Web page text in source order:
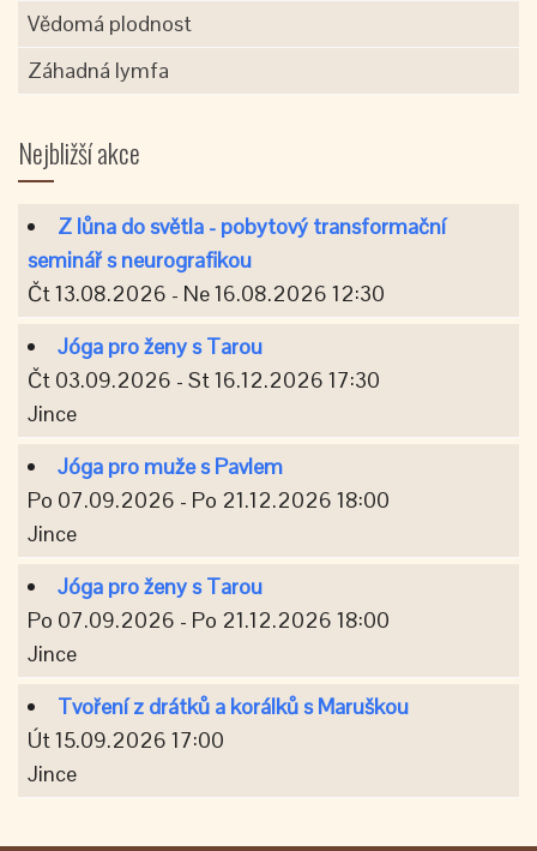
Vědomá plodnost
Záhadná lymfa
Nejbližší akce
Z lůna do světla - pobytový transformační
seminář s neurografikou
Čt 13.08.2026 - Ne 16.08.2026 12:30
Jóga pro ženy s Tarou
Čt 03.09.2026 - St 16.12.2026 17:30
Jince
Jóga pro muže s Pavlem
Po 07.09.2026 - Po 21.12.2026 18:00
Jince
Jóga pro ženy s Tarou
Po 07.09.2026 - Po 21.12.2026 18:00
Jince
Tvoření z drátků a korálků s Maruškou
Út 15.09.2026 17:00
Jince